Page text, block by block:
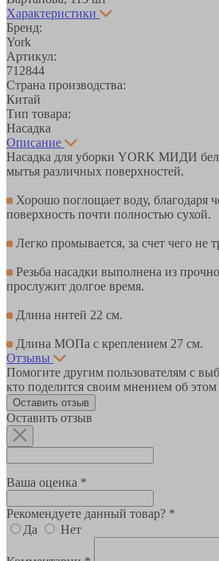
Характеристики
Бренд:
York
Артикул:
712844
Страна производства:
Китай
Тип товара:
Насадка
Описание
Насадка для уборки YORK МИДИ
мытья различных поверхностей.
Хорошо поглощает воду, благодаря
поверхность почти полностью сухой.
Легко промывается, за счет чего не
Резьба насадки выполнена из
прослужит долгое время.
Длина нитей 22 см.
Длина МОПа с креплением 27 см.
Отзывы
Помогите другим пользователям с
кто поделится своим мнением об этом
Оставить отзыв
Оставить отзыв
Ваша оценка *
Рекомендуете данный товар? *
Да
Нет